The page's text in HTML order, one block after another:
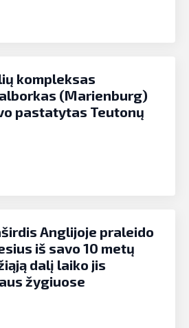
kompleksas
(Marienburg)
pastatytas Teutonų
Anglijoje praleido
iš savo 10 metų
dalį laiko jis
žygiuose